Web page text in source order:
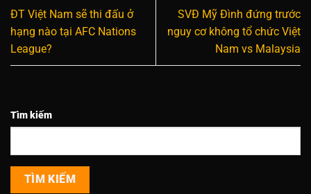
ĐT Việt Nam sẽ thi đấu ở
hạng nào tại AFC Nations
League?
SVĐ Mỹ Đình đứng trước
nguy cơ không tổ chức Việt
Nam vs Malaysia
Tìm kiếm
TÌM KIẾM